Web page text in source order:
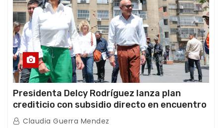
Presidenta Delcy Rodríguez lanza plan
crediticio con subsidio directo en encuentro
con Juntas de Condominio
Claudia Guerra Mendez